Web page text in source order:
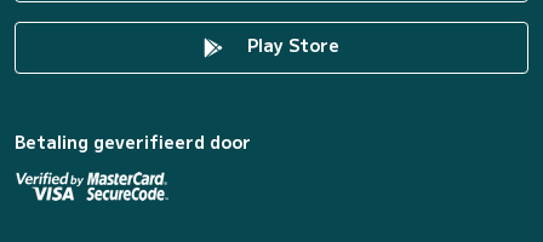
Play Store
Betaling geverifieerd door